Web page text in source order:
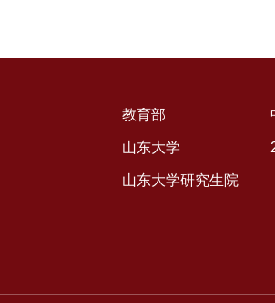
教育部
山东大学
山东大学研究生院